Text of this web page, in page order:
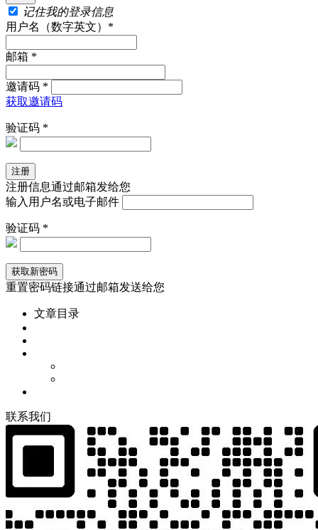
记住我的登录信息
用户名（数字英文）*
邮箱 *
邀请码 *
获取邀请码
验证码 *
注册信息通过邮箱发给您
输入用户名或电子邮件
验证码 *
重置密码链接通过邮箱发送给您
文章目录
联系我们